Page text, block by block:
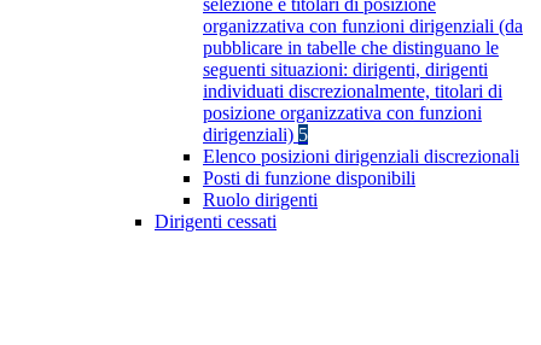
selezione e titolari di posizione
organizzativa con funzioni dirigenziali (da
pubblicare in tabelle che distinguano le
seguenti situazioni: dirigenti, dirigenti
individuati discrezionalmente, titolari di
posizione organizzativa con funzioni
dirigenziali) 5
Elenco posizioni dirigenziali discrezionali
Posti di funzione disponibili
Ruolo dirigenti
Dirigenti cessati